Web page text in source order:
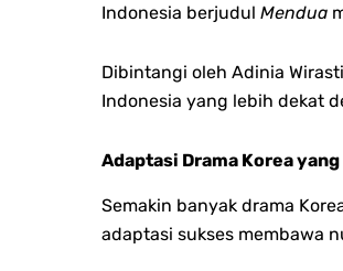
Indonesia berjudul Mendua
Dibintangi oleh Adinia
Indonesia yang lebih dekat
Adaptasi Drama Korea
Semakin banyak drama
adaptasi sukses membawa